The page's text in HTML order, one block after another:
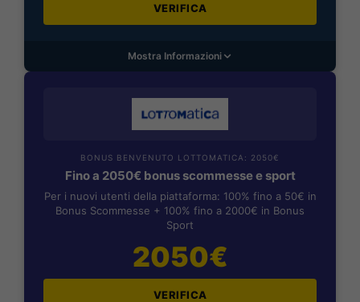
VERIFICA
Mostra Informazioni
BONUS BENVENUTO LOTTOMATICA: 2050€
Fino a 2050€ bonus scommesse e sport
Per i nuovi utenti della piattaforma: 100% fino a 50€ in
Bonus Scommesse + 100% fino a 2000€ in Bonus
Sport
2050€
VERIFICA